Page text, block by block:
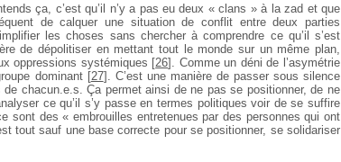
ça, c’est qu’il n’y a pas eu deux « clans » à la zad et que
de calquer une situation de conflit entre deux parties
les choses sans chercher à comprendre ce qu’il s’est
de dépolitiser en mettant tout le monde sur un même plan,
oppressions systémiques [26] . Comme un déni de l’asymétrie
dominant[27] . C’est une manière de passer sous silence
chacun.e.s. Ça permet ainsi de ne pas se positionner, de ne
ce qu’il s’y passe en termes politiques voir de se suffire
sont des « embrouilles entretenues par des personnes qui ont
tout sauf une base correcte pour se positionner, se solidariser